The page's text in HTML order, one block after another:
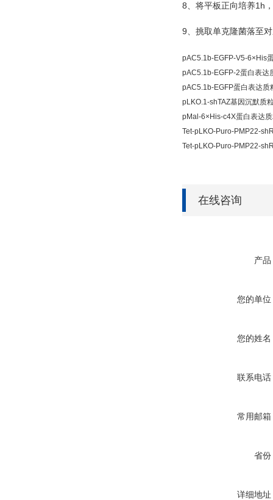
8、将平板正向培养1h
9、挑取单克隆菌落至
pAC5.1b-EGFP-V5-6×His
pAC5.1b-EGFP-2蛋白表达
pAC5.1b-EGFP蛋白表达质
pLKO.1-shTAZ基因沉默质
pMal-6×His-c4X蛋白表达
Tet-pLKO-Puro-PMP22-
Tet-pLKO-Puro-PMP22-
在线咨询
产品
您的单位
您的姓名
联系电话
常用邮箱
省份
详细地址